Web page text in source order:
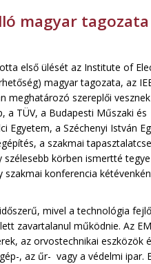
magyar tagozata
első ülését az Institute of
magyar tagozata, az
meghatározó szereplői
a TÜV, a Budapesti Műszaki és
Egyetem, a Széchenyi István
a szakmai
körben ismertté
szakmai konferencia
mivel a technológia
zavartalanul működnie. Az
az orvostechnikai eszközök
, az űr- vagy a védelmi ipar.